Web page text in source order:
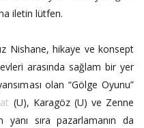
iletin lütfen.
Nishane, hikaye ve konsept
arasında sağlam bir yer
olan “Gölge Oyunu”
(U), Karagöz (U) ve Zenne
yanı sıra pazarlamanın da